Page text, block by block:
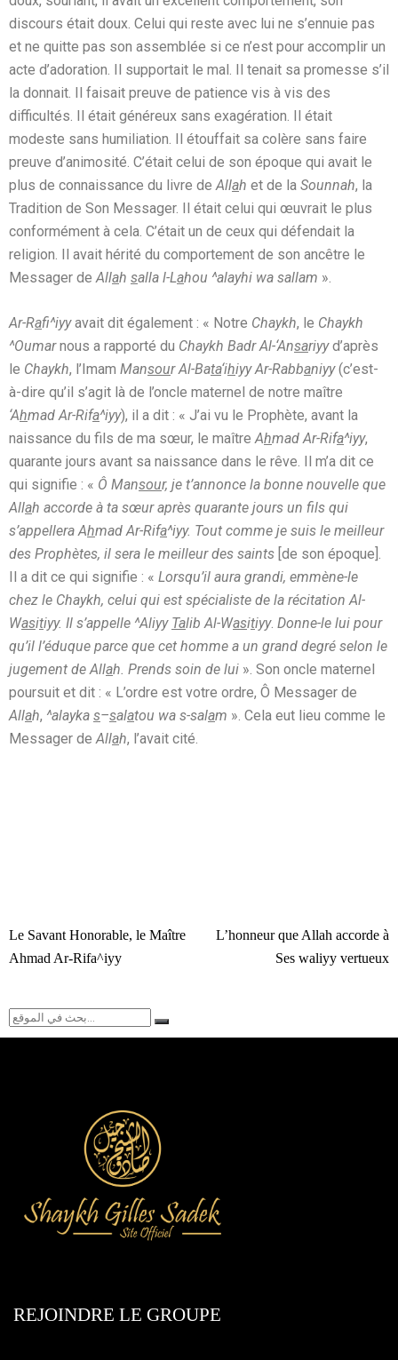
discours était doux. Celui qui reste avec lui ne s’ennuie pas
et ne quitte pas son assemblée si ce n’est pour accomplir un
acte d’adoration. Il supportait le mal. Il tenait sa promesse s’il
la donnait. Il faisait preuve de patience vis à vis des
difficultés. Il était généreux sans exagération. Il était
modeste sans humiliation. Il étouffait sa colère sans faire
preuve d’animosité. C’était celui de son époque qui avait le
plus de connaissance du livre deAllah et de la Sounnah, la
Tradition de Son Messager. Il était celui qui œuvrait le plus
conformément à cela. C’était un de ceux qui défendait la
religion. Il avait hérité du comportement de son ancêtre le
Messager deAllah salla l-Lahou ^alayhi wa sallam ».
Ar-Rafi^iyyavait dit également : « Notre Chaykh, le Chaykh
^Oumarnous a rapporté du Chaykh Badr Al-‘Ansariyyd’après
le Chaykh, l’Imam Mansour Al-Bata‘ihiyy Ar-Rabbaniyy(c’est-
à-dire qu’il s’agit là de l’oncle maternel de notre maître
‘Ahmad Ar-Rifa^iyy), il a dit : « J’ai vu le Prophète, avant la
naissance du fils de ma sœur, le maîtreAhmad Ar-Rifa^iyy,
quarante jours avant sa naissance dans le rêve. Il m’a dit ce
qui signifie : « Ô Mansour, je t’annonce la bonne nouvelle que
Allah accorde à ta sœur après quarante jours un fils qui
s’appellera Ahmad Ar-Rifa^iyy. Tout comme je suis le meilleur
des Prophètes, il sera le meilleur des saints [de son époque].
Il a dit ce qui signifie : « Lorsqu’il aura grandi, emmène-le
chez le Chaykh, celui qui est spécialiste de la récitation Al-
Wasitiyy. Il s’appelle ^Aliyy Talib Al-Wasitiyy. Donne-le lui pour
qu’il l’éduque parce que cet homme a un grand degré selon le
jugement de Allah. Prends soin de lui ». Son oncle maternel
poursuit et dit : « L’ordre est votre ordre, Ô Messager de
Allah, ^alayka s–salatou wa s-salam ». Cela eut lieu comme le
Messager deAllah, l’avait cité.
Le Savant Honorable, le Maître
Ahmad Ar-Rifa^iyy
L’honneur que Allah accorde à
Ses waliyy vertueux
REJOINDRE LE GROUPE